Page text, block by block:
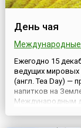
День чая
Международные
Ежегодно 15
ведущих мировых
(англ. Tea Day) —
напитков на
Международным